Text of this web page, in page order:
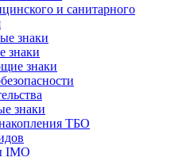
и санитарного
знаки
знаки
знаки
знаки
ТБО
IMO